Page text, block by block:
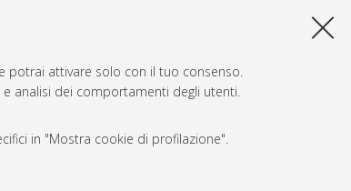
potrai attivare solo con il tuo consenso.
analisi dei comportamenti degli utenti.
in "Mostra cookie di profilazione".